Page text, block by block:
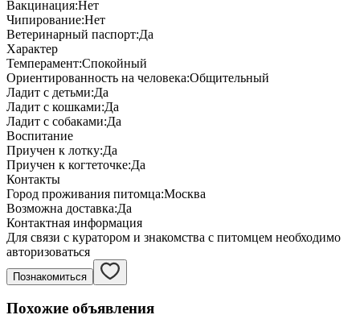
Вакцинация:Нет
Чипирование:Нет
Ветеринарный паспорт:Да
Характер
Темперамент:Спокойный
Ориентированность на человека:Общительный
Ладит с детьми:Да
Ладит с кошками:Да
Ладит с собаками:Да
Воспитание
Приучен к лотку:Да
Приучен к когтеточке:Да
Контакты
Город проживания питомца:Москва
Возможна доставка:Да
Контактная информация
Для связи с куратором и знакомства с питомцем необходимо
авторизоваться
Познакомиться
Похожие объявления